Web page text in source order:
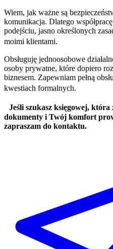
Wiem, jak ważne są
komunikacja. Dlatego
podejściu, jasno określonych
moimi klientami.
Obsługuję jednoosobowe
osoby prywatne, które dopiero
biznesem. Zapewniam pełną
kwestiach formalnych.
Jeśli szukasz księgowej,
dokumenty i Twój komfort
zapraszam do kontaktu.